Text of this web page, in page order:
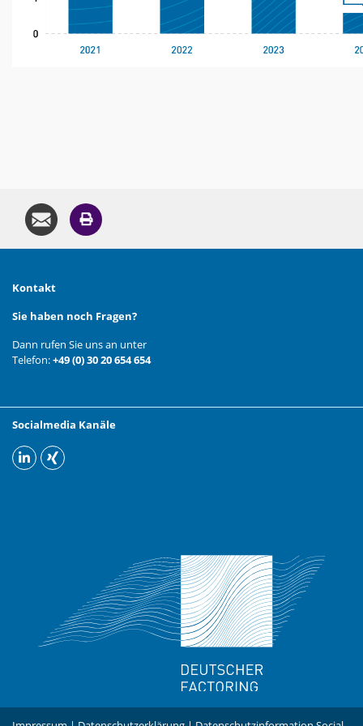
Kontakt
Sie haben noch Fragen?
Dann rufen Sie uns an unter
Telefon:+49 (0) 30 20 654 654
Socialmedia Kanäle